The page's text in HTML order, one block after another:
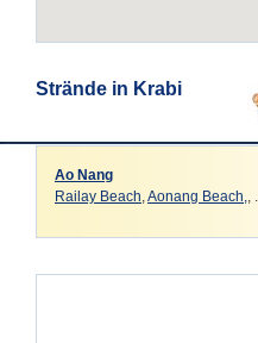
Strände in Krabi
Ao Nang
Railay Beach,Aonang Beach,,